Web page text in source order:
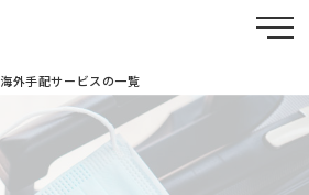
海外手配サービスの一覧